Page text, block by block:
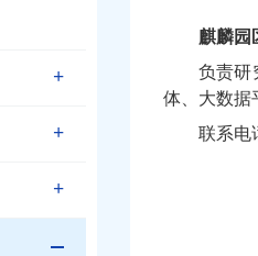
麒麟园
负责研
体、大数据
联系电